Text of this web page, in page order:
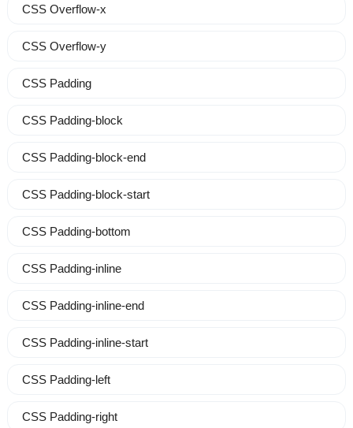
CSS Overflow-x
CSS Overflow-y
CSS Padding
CSS Padding-block
CSS Padding-block-end
CSS Padding-block-start
CSS Padding-bottom
CSS Padding-inline
CSS Padding-inline-end
CSS Padding-inline-start
CSS Padding-left
CSS Padding-right